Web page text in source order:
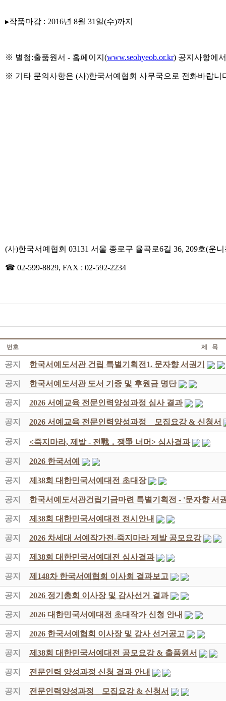
▸작품마감 : 2016년 8월 31일(수)까지
※ 별첨:출품원서 - 홈페이지(www.seohyeob.or.kr) 공지사항에
※ 기타 문의사항은 (사)한국서예협회 사무국으로 전화바랍니
(사)한국서예협회 03131 서울 종로구 율곡로6길 36, 209호(운
☎ 02-599-8829, FAX : 02-592-2234
번호 제 목
공지 한국서예도서관 건립 특별기획전1. 문자향 서권기
공지 한국서예도서관 도서 기증 및 후원금 명단
공지 2026 서예교육 전문인력양성과정 심사 결과
공지 2026 서예교육 전문인력양성과정 _ 모집요강 & 신청서
공지 <죽지마라, 제발 - 전戰 ․ 쟁爭 너머> 심사결과
공지 2026 한국서예
공지 제38회 대한민국서예대전 초대장
공지 한국서예도서관건립기금마련 특별기획전 - '문자향 서
공지 제38회 대한민국서예대전 전시안내
공지 2026 차세대 서예작가전-죽지마라 제발 공모요강
공지 제38회 대한민국서예대전 심사결과
공지 제148차 한국서예협회 이사회 결과보고
공지 2026 정기총회 이사장 및 감사선거 결과
공지 2026 대한민국서예대전 초대작가 신청 안내
공지 2026 한국서예협회 이사장 및 감사 선거공고
공지 제38회 대한민국서예대전 공모요강 & 출품원서
공지 전문인력 양성과정 신청 결과 안내
공지 전문인력양성과정 _ 모집요강 & 신청서